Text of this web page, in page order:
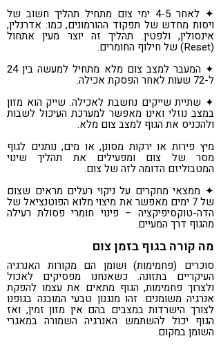
✦ לאחר 4-5 ימי צום מתחיל תהליך חשוב של
ויסות מחדש של תפקוד ההורמונים, כמו: אדרנלין,
אינסולין, ולפטין. תהליך זה יוצר מעין אתחול
(Reset) של חילוף החומרים.
✦ המעבר למצב צום מלא מתחיל למעשה בין 24
ל-72 שעות לאחר הפסקת אכילה.
✦ שתיית שייקים נחשבת לאכילה. שייק הוא מזון
במצב נוזלי ואינו מאפשר למערכת העיכול לשבות
ולהכניס את הגוף למצב צום מלא.
מיץ פירות או ירקות מסונן, או מים, נותנים לגוף
מסר של צום ומפעילים את תהליך שינוי
המטבוליזם הדומה לזה של צום.
✦ ממצאי מחקרים על ניקוי רעלים מראים שצום
של 7 ימים מאפשר את מיצוי מלוא הפוטנציאל של
הדה-טוקסיפיקציה – פינוי חומרי פסולת רעילה
מהגוף דרך המעיים.
מה קורה בגוף בזמן צום
סוכרים (פחמימות) ושומן הם מקורות האנרגיה
העיקריים בתזונה. כשאנחנו מפסיקים לאכול
ולצרוך פחמימות, הגוף מתאים את עצמו להפקת
אנרגיה משומנים. זהו מנגנון טבעי המובנה בגופנו
לצורך הישרדות במצבים בהם אין מזון זמין, ואז
הגוף יכול להשתמש האנרגיה השמורה במאגרי
השומן במקום.